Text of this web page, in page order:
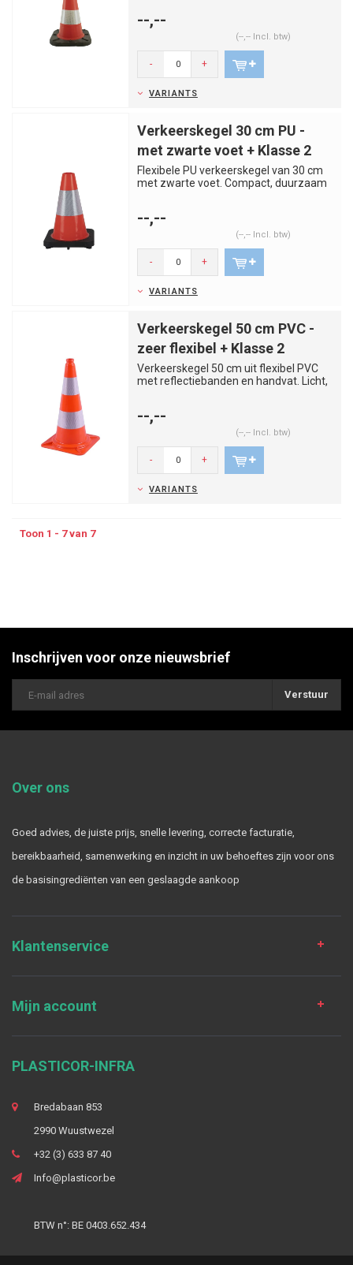
--,--
(--,-- Incl. btw)
- +
VARIANTS
Verkeerskegel 30 cm PU -
met zwarte voet + Klasse 2
Flexibele PU verkeerskegel van 30 cm
met zwarte voet. Compact, duurzaam
--,--
(--,-- Incl. btw)
- +
VARIANTS
Verkeerskegel 50 cm PVC -
zeer flexibel + Klasse 2
Verkeerskegel 50 cm uit flexibel PVC
met reflectiebanden en handvat. Licht,
--,--
(--,-- Incl. btw)
- +
VARIANTS
Toon 1 - 7 van 7
Inschrijven voor onze nieuwsbrief
Verstuur
Over ons
Goed advies, de juiste prijs, snelle levering, correcte facturatie,
bereikbaarheid, samenwerking en inzicht in uw behoeftes zijn voor ons
de basisingrediënten van een geslaagde aankoop
Klantenservice
Mijn account
PLASTICOR-INFRA
Bredabaan 853
2990 Wuustwezel
+32 (3) 633 87 40
Info@plasticor.be
BTW n°: BE 0403.652.434